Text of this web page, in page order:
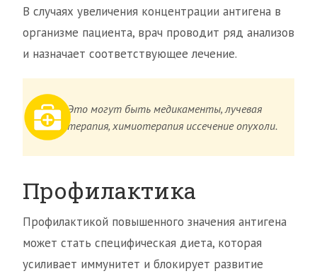
В случаях увеличения концентрации антигена в
организме пациента, врач проводит ряд анализов
и назначает соответствующее лечение.
Это могут быть медикаменты, лучевая
терапия, химиотерапия иссечение опухоли.
Профилактика
Профилактикой повышенного значения антигена
может стать специфическая диета, которая
усиливает иммунитет и блокирует развитие